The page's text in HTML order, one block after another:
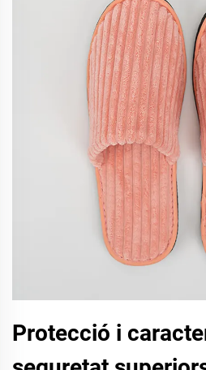
Protecció i